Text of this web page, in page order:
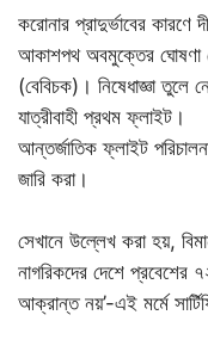
করোনার প্রাদুর্ভাবের কারণে
আকাশপথ অবমুক্তের ঘোষণা
(বেবিচক)। নিষেধাজ্ঞা
যাত্রীবাহী প্রথম ফ্লাইট।
আন্তর্জাতিক ফ্লাইট
জারি করা।
সেখানে উল্লেখ করা হয়,
নাগরিকদের দেশে প্রবেশের
আক্রান্ত নয়’-এই মর্মে